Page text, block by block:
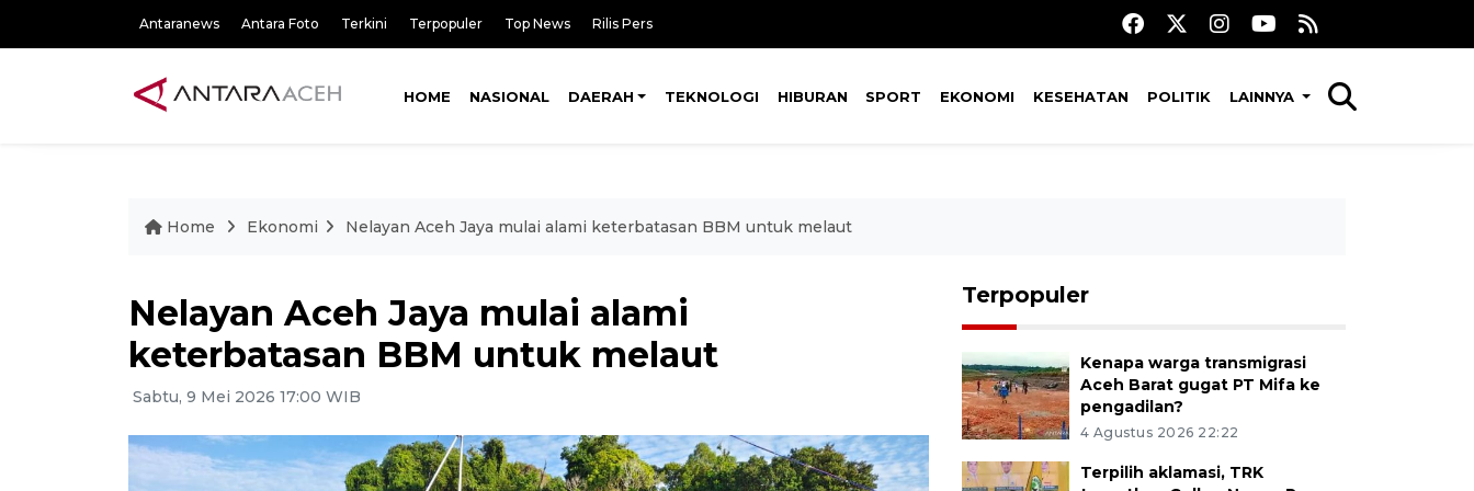
Antaranews Antara Foto Terkini Terpopuler Top News Rilis Pers
HOME NASIONAL DAERAH TEKNOLOGI HIBURAN SPORT EKONOMI KESEHATAN POLITIK LAINNYA
Home Ekonomi Nelayan Aceh Jaya mulai alami keterbatasan BBM untuk melaut
Nelayan Aceh Jaya mulai alami
keterbatasan BBM untuk melaut
Sabtu, 9 Mei 2026 17:00 WIB
Terpopuler
Kenapa warga transmigrasi
Aceh Barat gugat PT Mifa ke
pengadilan?
4 Agustus 2026 22:22
Terpilih aklamasi, TRK